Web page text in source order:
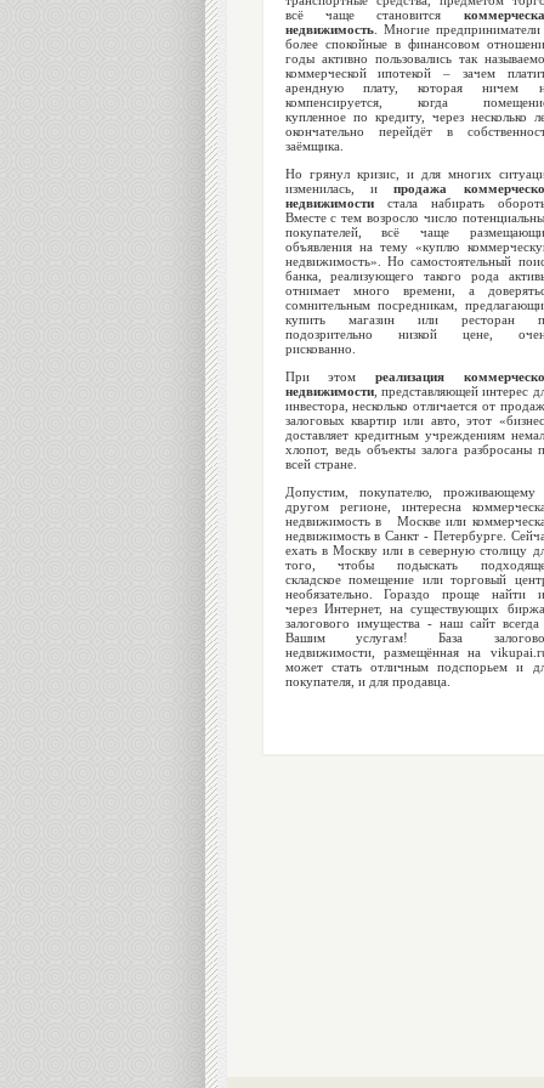
всё чаще становится
недвижимость. Многие предприниматели
более спокойные в финансовом
годы активно пользовались так
коммерческой ипотекой – зачем
арендную плату, которая ничем
компенсируется, когда
купленное по кредиту, через несколько
окончательно перейдёт в
заёмщика.
Но грянул кризис, и для многих
изменилась, ипродажа
недвижимостистала набирать
Вместе с тем возросло число
покупателей, всё чаще
объявления на тему «куплю
недвижимость». Но самостоятельный
банка, реализующего такого рода
отнимает много времени, а
сомнительным посредникам,
купить магазин или ресторан
подозрительно низкой цене,
рискованно.
При этом реализация
недвижимости, представляющей интерес
инвестора, несколько отличается от
залоговых квартир или авто, этот
доставляет кредитным учреждениям
хлопот, ведь объекты залога разбросаны
всей стране.
Допустим, покупателю, проживающему
другом регионе, интересна
недвижимость в Москве или
недвижимость в Санкт - Петербурге.
ехать в Москву или в северную столицу
того, чтобы подыскать
складское помещение или торговый
необязательно. Гораздо проще найти
через Интернет, на существующих
залогового имущества - наш сайт всегда
Вашим услугам! База
недвижимости, размещённая на
может стать отличным подспорьем и
покупателя, и для продавца.